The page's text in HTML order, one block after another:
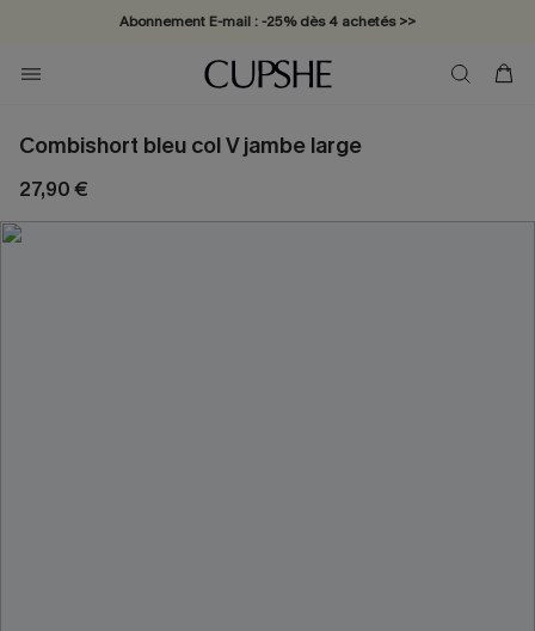
Abonnement E-mail : -25% dès 4 achetés >>
Combishort bleu col V jambe large
27,90 €